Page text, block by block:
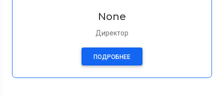
None
Директор
ПОДРОБНЕЕ